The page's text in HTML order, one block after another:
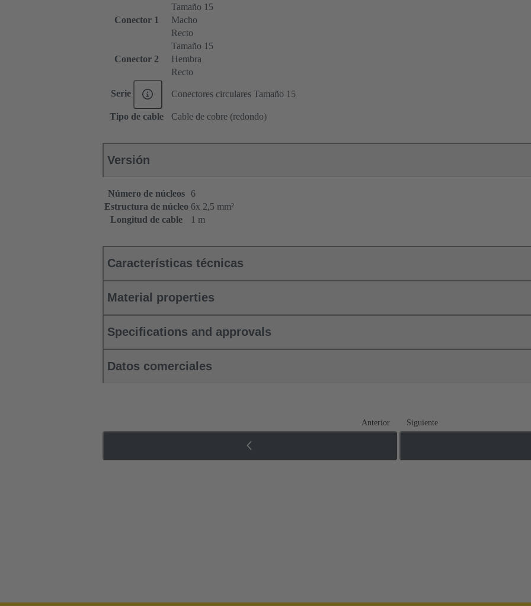
Conector 1
Tamaño 15
Macho
Recto
Conector 2
Tamaño 15
Hembra
Recto
Serie Conectores circulares Tamaño 15
Tipo de cable Cable de cobre (redondo)
Versión
Número de núcleos
6
Estructura de núcleo 6x 2,5 mm²
Longitud de cable
1 m
Características técnicas
Material properties
Specifications and approvals
Datos comerciales
Anterior Siguiente